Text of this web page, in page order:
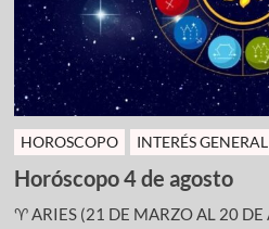
HOROSCOPO INTERÉS GENERAL
Horóscopo 4 de agosto
♈ ARIES (21 DE MARZO AL 20